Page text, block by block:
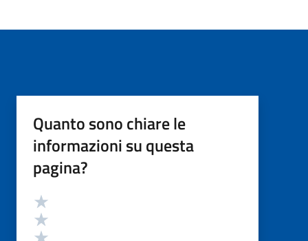
Quanto sono chiare le
informazioni su questa
pagina?
Valutazione